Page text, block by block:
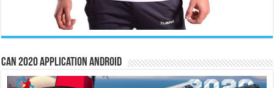
CAN 2020 Application Android